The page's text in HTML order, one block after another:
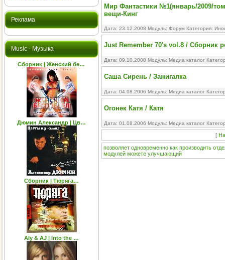
Реклама
Music - Музыка
Сборник | Женский бе…
Дюмин Александр | Цв…
Сборник | Тюряга…
Aly & AJ | Into the …
Мир Фантастики №1(январь/2009/
вещи-Кинг
Дата: 23.12.2008 Модуль: Форум Категория:
Just Remember 70's vol.8 / Сборник
Дата: 09.10.2008 Модуль: Медиа каталог
Саша Сирень / Зажигалка
Дата: 04.08.2006 Модуль: Медиа каталог
Огонек Катя / Катя
Дата: 01.08.2006 Модуль: Медиа каталог
[
позволяет одновременно как производить
модулей можете улучшающий